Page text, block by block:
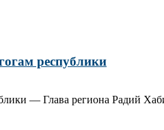
республики
— Глава региона Радий